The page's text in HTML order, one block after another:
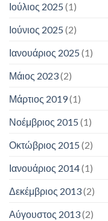
Ιούλιος 2025 (1)
Ιούνιος 2025 (2)
Ιανουάριος 2025 (1)
Μάιος 2023(2)
Μάρτιος 2019(1)
Νοέμβριος 2015 (1)
Οκτώβριος 2015 (2)
Ιανουάριος 2014(1)
Δεκέμβριος 2013(2)
Αύγουστος 2013(2)